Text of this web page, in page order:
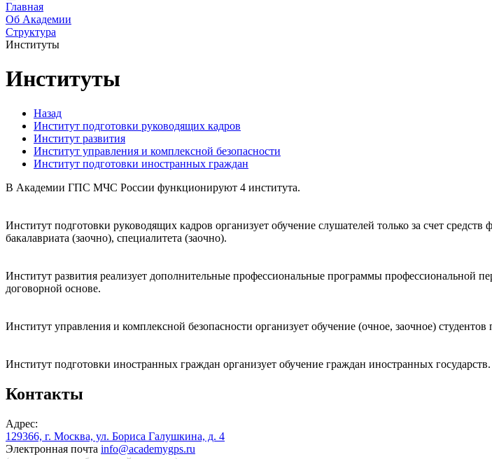
Главная
Об Академии
Структура
Институты
Институты
Назад
Институт подготовки руководящих кадров
Институт развития
Институт управления и комплексной безопасности
Институт подготовки иностранных граждан
В Академии ГПС МЧС России функционируют 4 института.
Институт подготовки руководящих кадров организует обучение слушателей только за счет
бакалавриата (заочно), специалитета (заочно).
Институт развития реализует дополнительные профессиональные программы профессиональной
договорной основе.
Институт управления и комплексной безопасности организует обучение (очное, заочное)
Институт подготовки иностранных граждан организует обучение граждан иностранных государств.
Контакты
Адрес:
129366, г. Москва, ул. Бориса Галушкина, д. 4
Электронная почта info@academygps.ru